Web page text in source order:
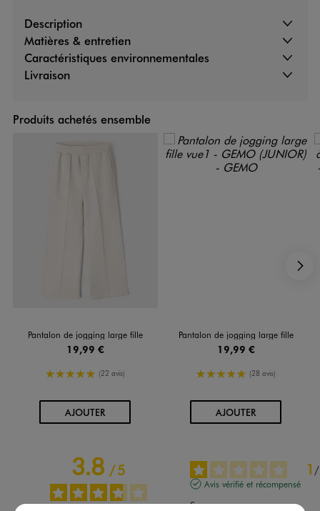
Description
Matières & entretien
Caractéristiques environnementales
Livraison
Produits achetés ensemble
Pantalon de jogging large fille
19,99 €
5/5 de moyenne
(22 avis)
AJOUTERAU PANIER
Pantalon de jogging large fille
19,99 €
5/5 de moyenne
(28 avis)
AJOUTERAU PANIER
3.8/5 1/
Avis vérifié et récompensé
Super